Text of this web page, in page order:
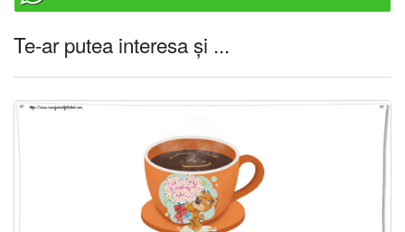
Te-ar putea interesa și ...